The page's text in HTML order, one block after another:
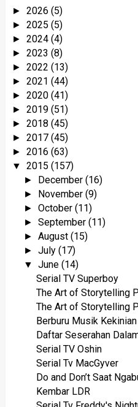
► 2026 (5)
► 2025 (5)
► 2024 (4)
► 2023 (8)
► 2022 (13)
► 2021 (44)
► 2020 (41)
► 2019 (51)
► 2018 (45)
► 2017 (45)
► 2016 (63)
▼ 2015 (157)
► December(16)
► November(9)
►October(11)
►September(11)
►August(15)
►July(17)
▼June(14)
Serial TV Superboy
The Art of Storytelling
The Art of Storytelling
Berburu Musik
Daftar Seserahan
Serial TV Oshin
Serial Tv MacGyver
Do and Don’t Saat
Kembar LDR